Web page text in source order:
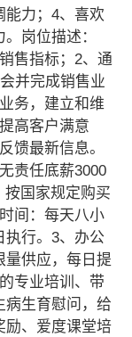
能力；4、喜欢
岗位描述：
售指标；2、通
并完成销售业
务，建立和维
高客户满意
馈最新信息。
责任底薪3000
国家规定购买
间：每天八小
执行。3、办公
量供应，每日提
专业培训、带
病生育慰问，给
励、爱度课堂培